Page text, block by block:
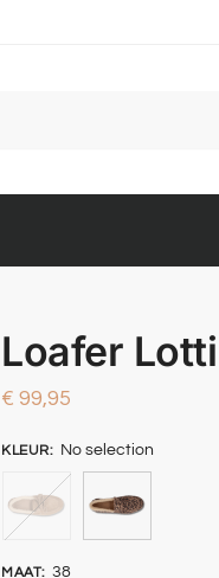
Loafer Lotti
€ 99,95
KLEUR: No selection
MAAT: 38